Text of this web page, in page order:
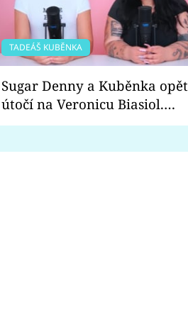
TADEÁŠ KUBĚNKA
Sugar Denny a Kuběnka opět
útočí na Veronicu Biasiol.
Proč je podle nich falešná a